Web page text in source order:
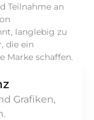
Teilnahme an
langlebig zu
die ein
Marke schaffen.
Grafiken,